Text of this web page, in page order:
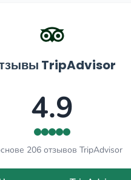
TripAdvisor
4.9
206 отзывов TripAdvisor